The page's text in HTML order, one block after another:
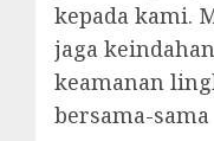
kepada kami.
jaga
keamanan
bersama-sama